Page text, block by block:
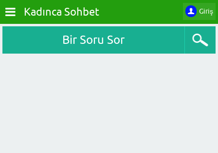
Giriş
Kadınca Sohbet
Bir Soru Sor